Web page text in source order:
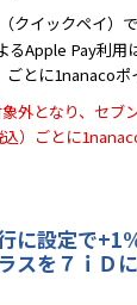
（クイックペイ）
るApple Pay利用
とに1nanacoポ
象外となり、セブ
）ごとに
に設定で
スを７ｉＤ